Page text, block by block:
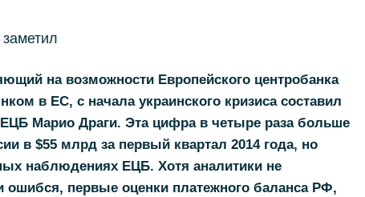
на возможности Европейского центробанка
в ЕС, с начала украинского кризиса составил
Марио Драги. Эта цифра в четыре раза больше
в $55 млрд за первый квартал 2014 года, но
наблюдениях ЕЦБ. Хотя аналитики не
ошибся, первые оценки платежного баланса РФ,